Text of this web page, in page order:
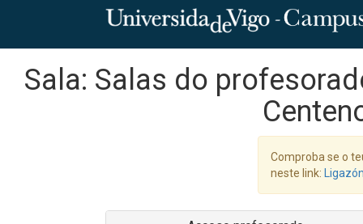
Sala: Salas do
Comproba se o
neste link: